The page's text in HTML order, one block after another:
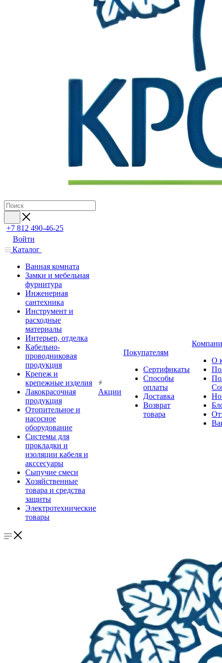
+7 812 490-46-25
Войти
Каталог
Ванная комната
Замки и мебельная
фурнитура
Инженерная
сантехника
Инструмент и
расходные
материалы
Интерьер, отделка
Кабельно-
проводниковая
продукция
Крепеж и
крепежные изделия
Лакокрасочная
продукция
Отопительное и
насосное
оборудование
Системы для
прокладки и
изоляции кабеля и
акссесуары
Сыпучие смеси
Хозяйственные
товара и средства
защиты
Электротехнические
товары
Акции
Покупателям
Сертификаты
Способы
оплаты
Доставка
Возврат
товара
О